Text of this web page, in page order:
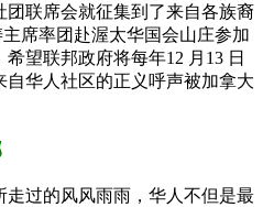
联席会就征集到了来自各族裔
席率团赴渥太华国会山庄参加
望联邦政府将每年12 月13 日
华人社区的正义呼声被加拿大
过的风风雨雨，华人不但是最